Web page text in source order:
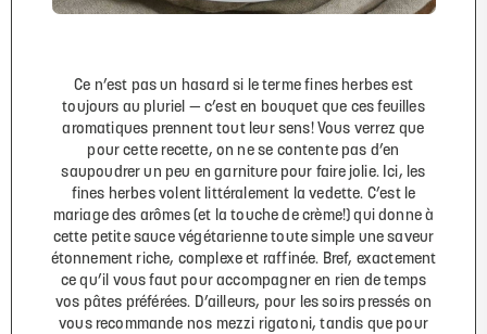
Ce n’est pas un hasard si le terme fines herbes est
toujours au pluriel — c’est en bouquet que ces feuilles
aromatiques prennent tout leur sens! Vous verrez que
pour cette recette, on ne se contente pas d’en
saupoudrer un peu en garniture pour faire jolie. Ici, les
fines herbes volent littéralement la vedette. C’est le
mariage des arômes (et la touche de crème!) qui donne à
cette petite sauce végétarienne toute simple une saveur
étonnement riche, complexe et raffinée. Bref, exactement
ce qu’il vous faut pour accompagner en rien de temps
vos pâtes préférées. D’ailleurs, pour les soirs pressés on
vous recommande nos mezzi rigatoni, tandis que pour